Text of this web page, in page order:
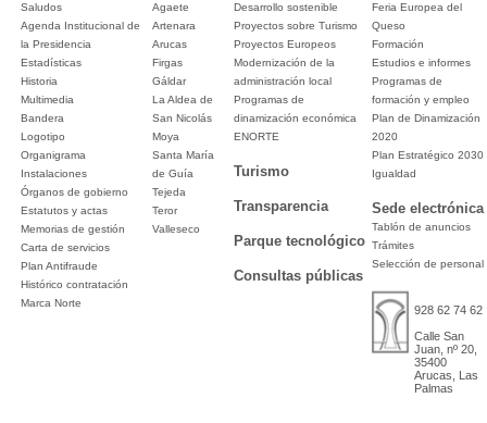
Saludos
Agenda Institucional de
la Presidencia
Estadísticas
Historia
Multimedia
Bandera
Logotipo
Organigrama
Instalaciones
Órganos de gobierno
Estatutos y actas
Memorias de gestión
Carta de servicios
Plan Antifraude
Histórico contratación
Marca Norte
Agaete
Artenara
Arucas
Firgas
Gáldar
La Aldea de
San Nicolás
Moya
Santa María
de Guía
Tejeda
Teror
Valleseco
Desarrollo sostenible
Proyectos sobre Turismo
Proyectos Europeos
Modernización de la
administración local
Programas de
dinamización económica
ENORTE
Turismo
Transparencia
Parque tecnológico
Consultas públicas
Feria Europea del
Queso
Formación
Estudios e informes
Programas de
formación y empleo
Plan de Dinamización
2020
Plan Estratégico 2030
Igualdad
Sede electrónica
Tablón de anuncios
Trámites
Selección de personal
928 62 74 62
Calle San
Juan, nº 20,
35400
Arucas, Las
Palmas